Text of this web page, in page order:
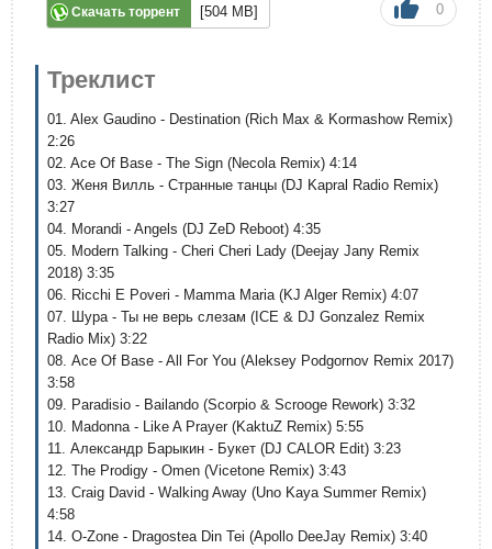
Скачать торрент [504 MB] 0
Треклист
01. Alex Gaudino - Destination (Rich Max & Kormashow Remix)
2:26
02. Ace Of Base - The Sign (Necola Remix) 4:14
03. Женя Вилль - Странные танцы (DJ Kapral Radio Remix)
3:27
04. Morandi - Angels (DJ ZeD Reboot) 4:35
05. Modern Talking - Cheri Cheri Lady (Deejay Jany Remix
2018) 3:35
06. Ricchi E Poveri - Mamma Maria (KJ Alger Remix) 4:07
07. Шура - Ты не верь слезам (ICE & DJ Gonzalez Remix
Radio Mix) 3:22
08. Ace Of Base - All For You (Aleksey Podgornov Remix 2017)
3:58
09. Paradisio - Bailando (Scorpio & Scrooge Rework) 3:32
10. Madonna - Like A Prayer (KaktuZ Remix) 5:55
11. Александр Барыкин - Букет (DJ CALOR Edit) 3:23
12. The Prodigy - Omen (Vicetone Remix) 3:43
13. Craig David - Walking Away (Uno Kaya Summer Remix)
4:58
14. O-Zone - Dragostea Din Tei (Apollo DeeJay Remix) 3:40